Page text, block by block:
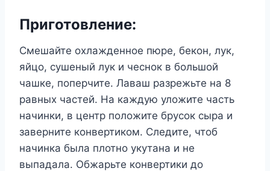
Приготовление:
Смешайте охлажденное пюре, бекон, лук,
яйцо, сушеный лук и чеснок в большой
чашке, поперчите. Лаваш разрежьте на 8
равных частей. На каждую уложите часть
начинки, в центр положите брусок сыра и
заверните конвертиком. Следите, чтоб
начинка была плотно укутана и не
выпадала. Обжарьте конвертики до